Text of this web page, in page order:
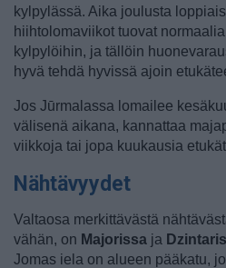
kylpylässä. Aika joulusta
hiihtolomaviikot tuovat
kylpylöihin, ja tällöin
hyvä tehdä hyvissä ajoin
Jos Jūrmalassa lomailee
välisenä aikana, kannattaa
viikkoja tai jopa kuukausia
Nähtävyydet
Valtaosa merkittävästä
vähän, on Majorissa ja
Jomas iela on alueen pääkatu,